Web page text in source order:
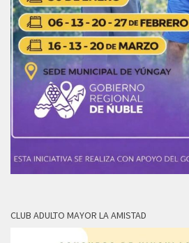
CLUB ADULTO MAYOR LA AMISTAD